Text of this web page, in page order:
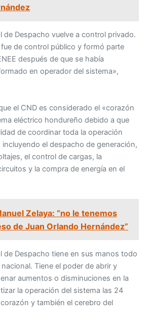
de Despacho vuelve a control privado.
de control público y formó parte
después de que se había
en operador del sistema»,
el CND es considerado el «corazón
eléctrico hondureño debido a que
de coordinar toda la operación
incluyendo el despacho de generación,
el control de cargas, la
y la compra de energía en el
Zelaya: “no le tenemos
de Juan Orlando Hernández”
de Despacho tiene en sus manos todo
Tiene el poder de abrir y
aumentos o disminuciones en la
la operación del sistema las 24
y también el cerebro del